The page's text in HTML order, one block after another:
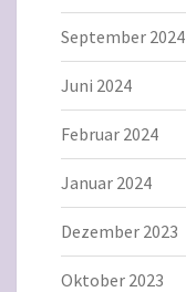
September 2024
Juni 2024
Februar 2024
Januar 2024
Dezember 2023
Oktober 2023